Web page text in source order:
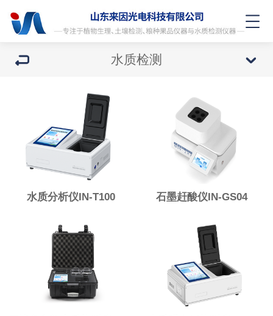
水质检测
水质分析仪IN-T100 石墨赶酸仪IN-GS04